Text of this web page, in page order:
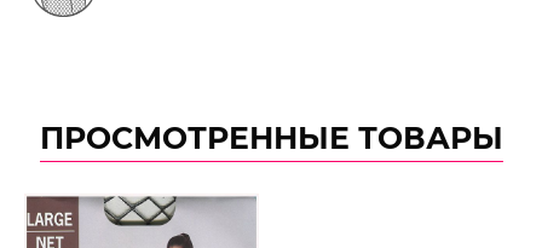
ПРОСМОТРЕННЫЕ ТОВАРЫ